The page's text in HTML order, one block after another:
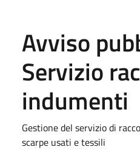
Avviso
Servizio
indumenti
Gestione del servizio di
scarpe usati e tessili